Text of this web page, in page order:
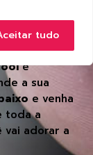
tudo
dos
é
a sua
e venha
toda a
vai adorar a